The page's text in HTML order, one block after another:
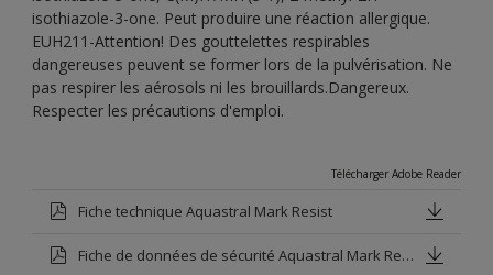
isothiazole-3-one. Peut produire une réaction allergique.
EUH211-Attention! Des gouttelettes respirables
dangereuses peuvent se former lors de la pulvérisation. Ne
pas respirer les aérosols ni les brouillards.Dangereux.
Respecter les précautions d'emploi.
Télécharger Adobe Reader
Fiche technique Aquastral Mark Resist
Fiche de données de sécurité Aquastral Mark Resist Base V